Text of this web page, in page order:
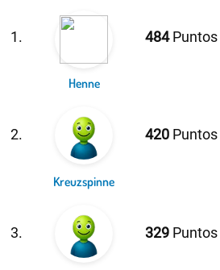
1.
Henne
484Puntos
2.
Kreuzspinne
420 Puntos
3. 329 Puntos